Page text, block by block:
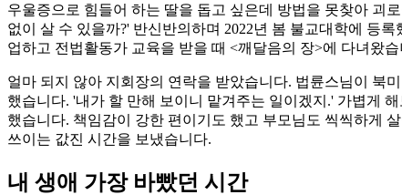
우울증으로 힘들어 하는 딸을 돕고 싶은데 방법을 못찾아 괴
없이 살 수 있을까?' 반신반의하며 2022년 봄 불교대학에 등
업하고 전법활동가 교육을 받을 때 <깨달음의 장>에 다녀왔습
얼마 되지 않아 지회장의 연락을 받았습니다. 법륜스님이 북
했습니다. '내가 할 만해 보이니 맡겨주는 일이겠지.' 가볍게
했습니다. 책임감이 강한 편이기도 했고 부모님도 씩씩하게
쓰이는 값진 시간을 보냈습니다.
내 생애 가장 바빴던 시간